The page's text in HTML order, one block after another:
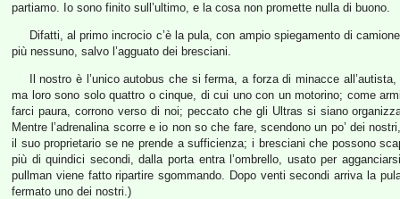
partiamo. Io sono finito sull’ultimo, e la cosa non promette nulla di buono.
Difatti, al primo incrocio c’è la pula, con ampio spiegamento di
più nessuno, salvo l’agguato dei bresciani.
Il nostro è l’unico autobus che si ferma, a forza di minacce
ma loro sono solo quattro o cinque, di cui uno con un motorino; come
farci paura, corrono verso di noi; peccato che gli Ultras si siano
Mentre l’adrenalina scorre e io non so che fare, scendono un po’ dei
il suo proprietario se ne prende a sufficienza; i bresciani che possono
più di quindici secondi, dalla porta entra l’ombrello, usato per
pullman viene fatto ripartire sgommando. Dopo venti secondi arriva la
fermato uno dei nostri.)